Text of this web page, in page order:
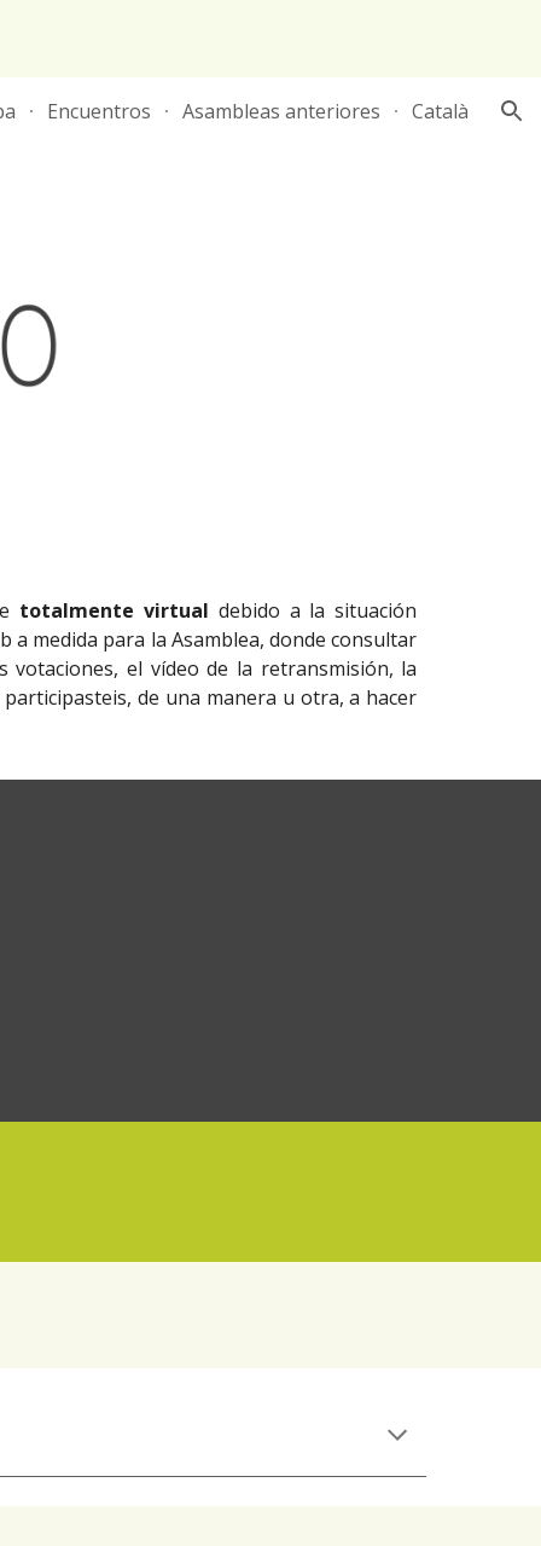
Encuentros Asambleas anteriores Català
totalmente virtual debido a la situación
a medida para la Asamblea, donde consultar
el vídeo de la retransmisión, la
de una manera u otra, a hacer